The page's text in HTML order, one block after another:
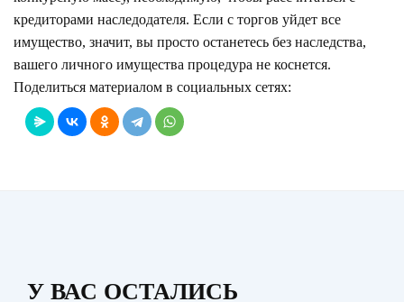
кредиторами наследодателя. Если с торгов уйдет все
имущество, значит, вы просто останетесь без наследства,
вашего личного имущества процедура не коснется.
Поделиться материалом в социальных сетях:
У ВАС ОСТАЛИСЬ